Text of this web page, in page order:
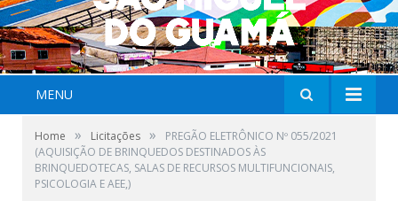
MENU
Home » Licitações »
PREGÃO ELETRÔNICO Nº 055/2021
(AQUISIÇÃO DE BRINQUEDOS DESTINADOS ÀS
BRINQUEDOTECAS, SALAS DE RECURSOS MULTIFUNCIONAIS,
PSICOLOGIA E AEE,)